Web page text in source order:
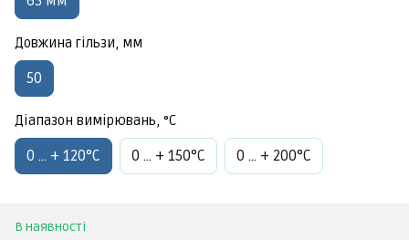
Довжина гільзи, мм
50
Діапазон вимірювань, °C
0 ... + 120°C 0 ... + 150°C 0 ... + 200°C
В наявності